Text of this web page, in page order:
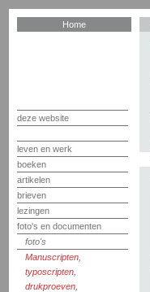
Home
deze website
leven en werk
boeken
artikelen
brieven
lezingen
foto's en documenten
foto's
Manuscripten,
typoscripten,
drukproeven,